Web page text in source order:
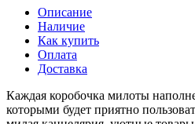
Описание
Наличие
Как купить
Оплата
Доставка
Каждая коробочка милоты
которыми будет приятно